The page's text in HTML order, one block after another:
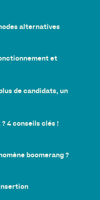
alternatives
et
de candidats, un
4 conseils clés !
boomerang ?